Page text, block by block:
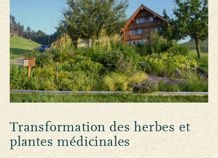
Transformation des herbes et
plantes médicinales